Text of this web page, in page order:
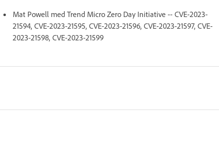
Mat Powell med Trend Micro Zero Day Initiative -- CVE-2023-
21594, CVE-2023-21595, CVE-2023-21596, CVE-2023-21597, CVE-
2023-21598, CVE-2023-21599